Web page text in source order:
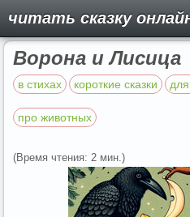
читать сказку
Ворона и Лисица
в стихах короткие сказки
про животных
(Время чтения: 2 мин.)